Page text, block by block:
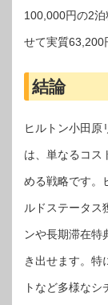
100,000円の2
せて実質63,200
結論
ヒルトン小田原
は、単なるコス
める戦略です。
ルドステータス
ンや長期滞在特
き出せます。特
トなど多様な